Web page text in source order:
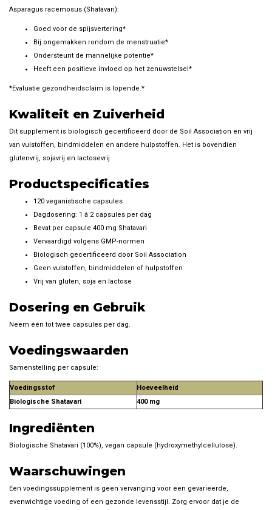
Asparagus racemosus (Shatavari):
Goed voor de spijsvertering*
Bij ongemakken rondom de menstruatie*
Ondersteunt de mannelijke potentie*
Heeft een positieve invloed op het zenuwstelsel*
*Evaluatie gezondheidsclaim is lopende.*
Kwaliteit en Zuiverheid
Dit supplement is biologisch gecertificeerd door de Soil Association en vrij
van vulstoffen, bindmiddelen en andere hulpstoffen. Het is bovendien
glutenvrij, sojavrij en lactosevrij
Productspecificaties
120 veganistische capsules
Dagdosering: 1 á 2 capsules per dag
Bevat per capsule 400 mg Shatavari
Vervaardigd volgens GMP-normen
Biologisch gecertificeerd door Soil Association
Geen vulstoffen, bindmiddelen of hulpstoffen
Vrij van gluten, soja en lactose
Dosering en Gebruik
Neem één tot twee capsules per dag.
Voedingswaarden
Samenstelling per capsule:
Voedingsstof
Hoeveelheid
Biologische Shatavari
400 mg
Ingrediënten
Biologische Shatavari (100%), vegan capsule (hydroxymethylcellulose).
Waarschuwingen
Een voedingssupplement is geen vervanging voor een gevarieerde,
evenwichtige voeding of een gezonde levensstijl. Zorg ervoor dat je de